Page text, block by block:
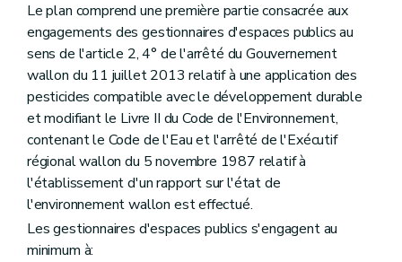
Le plan comprend une première partie consacrée aux
engagements des gestionnaires d'espaces publics au
sens de l'article 2, 4° de l'arrêté du Gouvernement
wallon du 11 juillet 2013 relatif à une application des
pesticides compatible avec le développement durable
et modifiant le Livre II du Code de l'Environnement,
contenant le Code de l'Eau et l'arrêté de l'Exécutif
régional wallon du 5 novembre 1987 relatif à
l'établissement d'un rapport sur l'état de
l'environnement wallon est effectué.
Les gestionnaires d'espaces publics s'engagent au
minimum à: